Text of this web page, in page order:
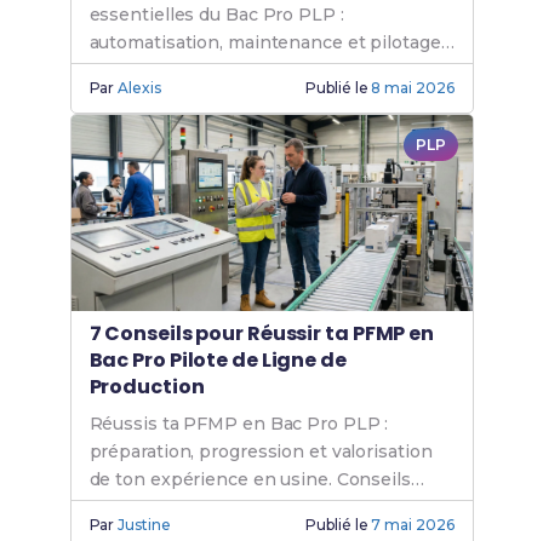
essentielles du Bac Pro PLP :
automatisation, maintenance et pilotage
de lignes de production.
ParAlexis Publié le8 mai 2026
PLP
7 Conseils pour Réussir ta PFMP en
Bac Pro Pilote de Ligne de
Production
Réussis ta PFMP en Bac Pro PLP :
préparation, progression et valorisation
de ton expérience en usine. Conseils
pratiques pour ton stage.
ParJustine Publié le7 mai 2026